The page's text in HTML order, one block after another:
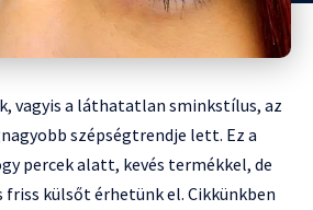
vagyis a láthatatlan sminkstílus, az
szépségtrendje lett. Ez a
percek alatt, kevés termékkel, de
friss külsőt érhetünk el. Cikkünkben